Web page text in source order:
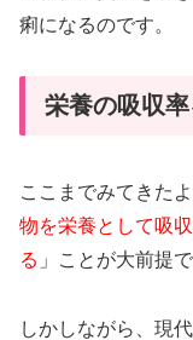
痢になるのです。
栄養の吸収
ここまでみてきた
物を栄養として吸
る 」ことが大前提で
しかしながら、現代